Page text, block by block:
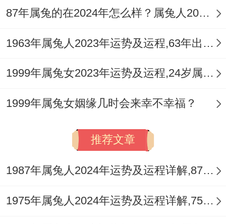
87年属兔的在2024年怎么样？属兔人2024年运势及运程如何？
1963年属兔人2023年运势及运程,63年出生的60岁生肖兔2023年本命年每月运势详解
1999年属兔女2023年运势及运程,24岁属兔人2023全年每月运势女性如何
1999年属兔女姻缘几时会来幸不幸福？
推荐文章
1987年属兔人2024年运势及运程详解,87年出生37岁肖兔人在2024全年每月运势完整版
1975年属兔人2024年运势及运程详解,75年出生49岁肖兔人在2024全年每月运势完整版